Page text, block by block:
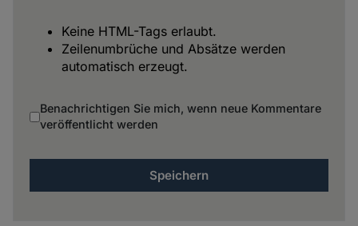
Keine HTML-Tags erlaubt.
Zeilenumbrüche und Absätze werden
automatisch erzeugt.
Benachrichtigen Sie mich, wenn neue Kommentare
veröffentlicht werden